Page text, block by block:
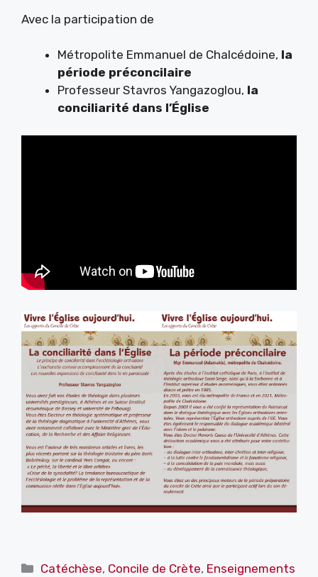
Avec la participation de
Métropolite Emmanuel de Chalcédoine, la
période préconcilaire
Professeur Stavros Yangazoglou, la
conciliarité dans l’Église
Catégories
Catéchèse, Concile de Crète, Enseignements